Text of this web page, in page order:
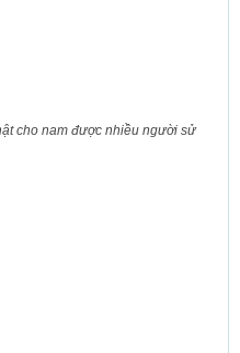
cho nam được nhiều người sử